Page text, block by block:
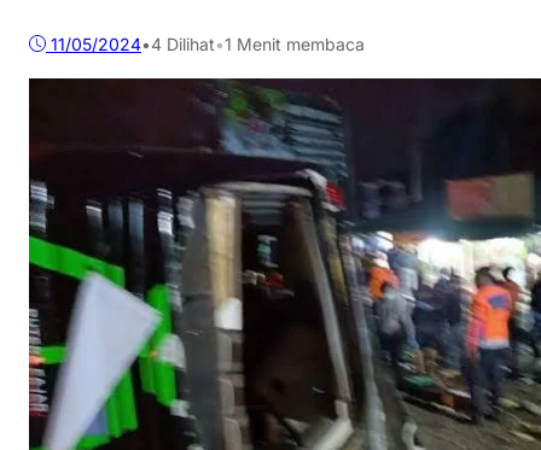
11/05/2024•4 Dilihat•1 Menit membaca